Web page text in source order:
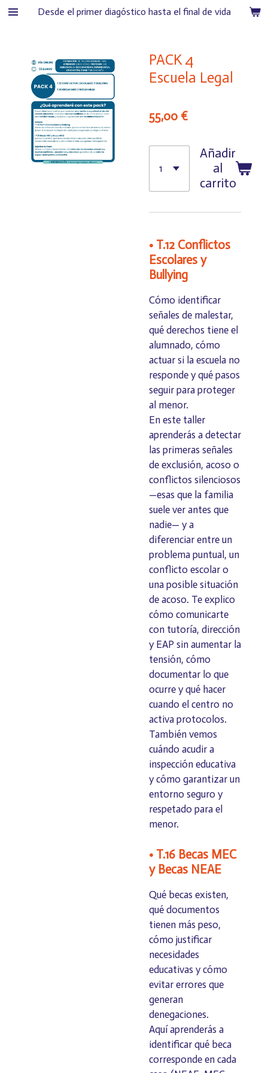
Ir
principal
Desde el primer diagóstico hasta el final de vida
PACK 4
Escuela Legal
55,00 €
Añadir
al
carrito
• T.12 Conflictos
Escolares y
Bullying
Cómo identificar
señales de malestar,
qué derechos tiene el
alumnado, cómo
actuar si la escuela no
responde y qué pasos
seguir para proteger
al menor.
En este taller
aprenderás a detectar
las primeras señales
de exclusión, acoso o
conflictos silenciosos
—esas que la familia
suele ver antes que
nadie— y a
diferenciar entre un
problema puntual, un
conflicto escolar o
una posible situación
de acoso. Te explico
cómo comunicarte
con tutoría, dirección
y EAP sin aumentar la
tensión, cómo
documentar lo que
ocurre y qué hacer
cuando el centro no
activa protocolos.
También vemos
cuándo acudir a
inspección educativa
y cómo garantizar un
entorno seguro y
respetado para el
menor.
• T.16 Becas MEC
y Becas NEAE
Qué becas existen,
qué documentos
tienen más peso,
cómo justificar
necesidades
educativas y cómo
evitar errores que
generan
denegaciones.
Aquí aprenderás a
identificar qué beca
corresponde en cada